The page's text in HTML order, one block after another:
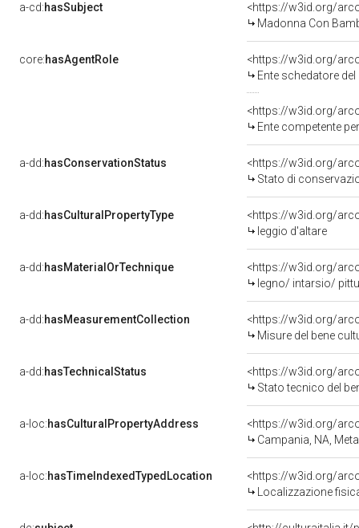
a-cd:hasSubject
<https://w3id.org/
Madonna Con
core:hasAgentRole
<https://w3id.org/
Ente schedatore
<https://w3id.org/
Ente competente per tutela del bene 1500408992:
a-dd:hasConservationStatus
<https://w3id.org/
Stato di
a-dd:hasCulturalPropertyType
<https://w3id.org/
leggio d'altare
a-dd:hasMaterialOrTechnique
<https://w3id.org/
legno/ intarsio/
a-dd:hasMeasurementCollection
<https://w3id.org/
Misure del bene
a-dd:hasTechnicalStatus
<https://w3id.org/
Stato tecnico del
a-loc:hasCulturalPropertyAddress
<https://w3id.org/
Campania, NA, Meta
a-loc:hasTimeIndexedTypedLocation
<https://w3id.org/
Localizzazione